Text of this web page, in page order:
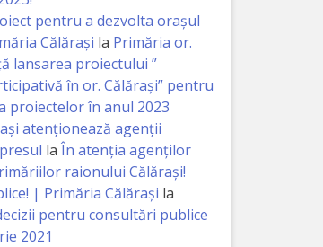
pentru a dezvolta orașul
Călărași la Primăria or.
lansarea proiectului ”
în or. Călărași” pentru
proiectelor în anul 2023
atenţionează agenţii
la În atenția agenților
raionului Călărași!
| Primăria Călărași la
pentru consultări publice
2021